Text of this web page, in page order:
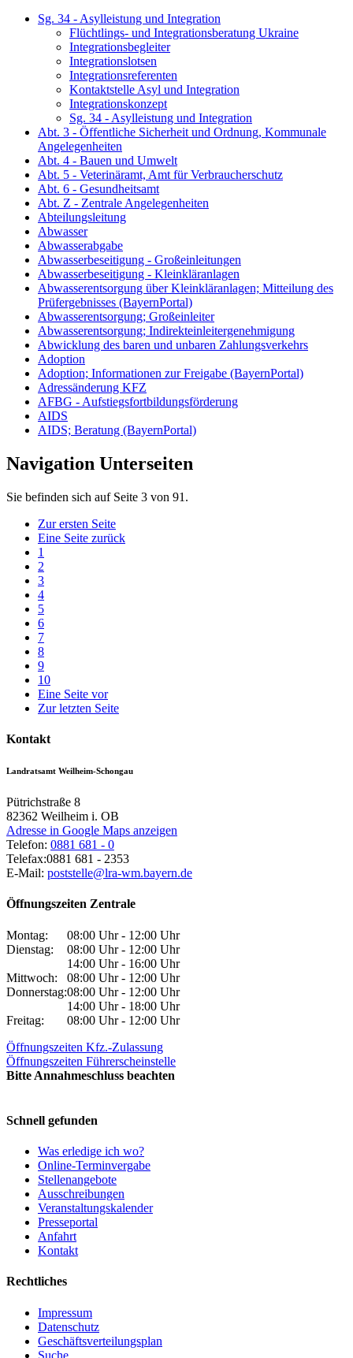
Sg. 34 - Asylleistung und Integration
Flüchtlings- und Integrationsberatung Ukraine
Integrationsbegleiter
Integrationslotsen
Integrationsreferenten
Kontaktstelle Asyl und Integration
Integrationskonzept
Sg. 34 - Asylleistung und Integration
Abt. 3 - Öffentliche Sicherheit und Ordnung, Kommunale
Angelegenheiten
Abt. 4 - Bauen und Umwelt
Abt. 5 - Veterinäramt, Amt für Verbraucherschutz
Abt. 6 - Gesundheitsamt
Abt. Z - Zentrale Angelegenheiten
Abteilungsleitung
Abwasser
Abwasserabgabe
Abwasserbeseitigung - Großeinleitungen
Abwasserbeseitigung - Kleinkläranlagen
Abwasserentsorgung über Kleinkläranlagen; Mitteilung des
Prüfergebnisses (BayernPortal)
Abwasserentsorgung; Großeinleiter
Abwasserentsorgung; Indirekteinleitergenehmigung
Abwicklung des baren und unbaren Zahlungsverkehrs
Adoption
Adoption; Informationen zur Freigabe (BayernPortal)
Adressänderung KFZ
AFBG - Aufstiegsfortbildungsförderung
AIDS
AIDS; Beratung (BayernPortal)
Navigation Unterseiten
Sie befinden sich auf Seite 3 von 91.
Zur ersten Seite
Eine Seite zurück
1
2
3
4
5
6
7
8
9
10
Eine Seite vor
Zur letzten Seite
Kontakt
Landratsamt Weilheim-Schongau
Pütrichstraße 8
82362 Weilheim i. OB
Adresse in Google Maps anzeigen
Telefon: 0881 681 - 0
Telefax:0881 681 - 2353
E-Mail: poststelle@lra-wm.bayern.de
Öffnungszeiten Zentrale
Montag:
08:00 Uhr - 12:00 Uhr
Dienstag:
08:00 Uhr - 12:00 Uhr
14:00 Uhr - 16:00 Uhr
Mittwoch:
08:00 Uhr - 12:00 Uhr
Donnerstag:08:00 Uhr - 12:00 Uhr
14:00 Uhr - 18:00 Uhr
Freitag:
08:00 Uhr - 12:00 Uhr
Öffnungszeiten Kfz.-Zulassung
Öffnungszeiten Führerscheinstelle
Bitte Annahmeschluss beachten
Schnell gefunden
Was erledige ich wo?
Online-Terminvergabe
Stellenangebote
Ausschreibungen
Veranstaltungskalender
Presseportal
Anfahrt
Kontakt
Rechtliches
Impressum
Datenschutz
Geschäftsverteilungsplan
Suche